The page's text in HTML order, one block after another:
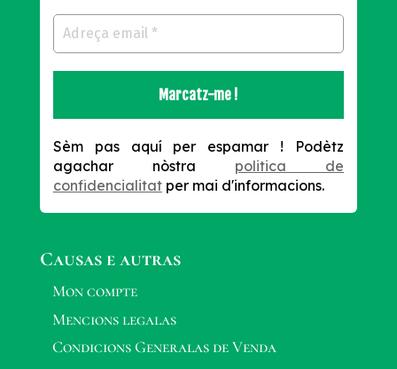
Sèm pas aquí per espamar !
Podètz
agachar nòstra politica de
confidencialitatper mai d'informacions.
Causas e autras
Mon compte
Mencions legalas
Condicions Generalas de Venda